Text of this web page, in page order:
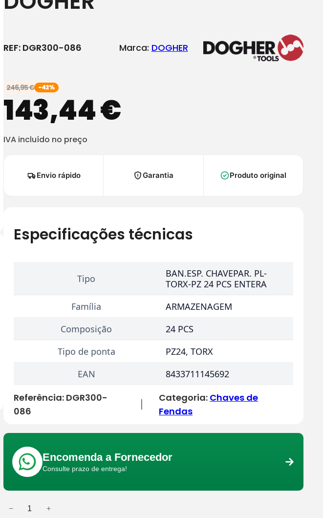
REF: DGR300-086 Marca: DOGHER
246,95€ -42%
143,44€
IVA incluído no preço
Envio rápido Garantia Produto original
Especificações técnicas
Tipo
BAN.ESP. CHAVEPAR. PL-
TORX-PZ 24 PCS ENTERA
Família
ARMAZENAGEM
Composição
24 PCS
Tipo de ponta
PZ24, TORX
EAN
8433711145692
Referência: DGR300-
086
Categoria: Chaves de
Fendas
Encomenda a Fornecedor
Consulte prazo de entrega!
Q− +